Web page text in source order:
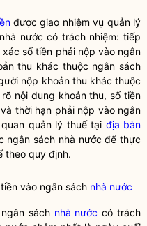
được giao nhiệm vụ quản lý
nhà nước có trách nhiệm: tiếp
số tiền phải nộp vào ngân
thu khác thuộc ngân sách
nộp khoản thu khác thuộc
nội dung khoản thu, số tiền
và thời hạn phải nộp vào ngân
quản lý thuế tại địa bàn
ngân sách nhà nước để thực
theo quy định.
vào ngân sách nhà nước
sách nhà nước có trách